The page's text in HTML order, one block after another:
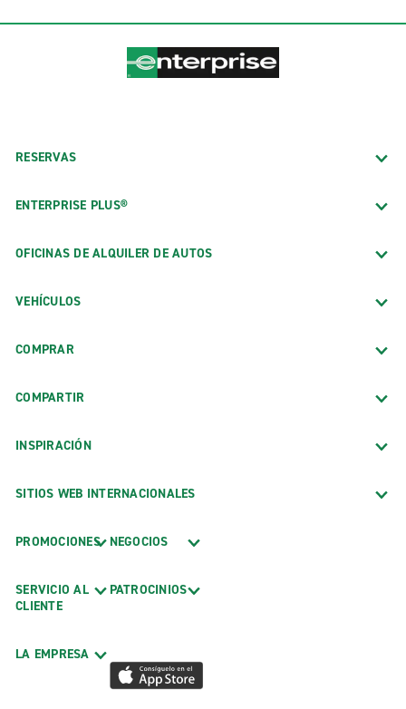
RESERVAS
ENTERPRISE PLUS®
OFICINAS DE ALQUILER DE AUTOS
VEHÍCULOS
COMPRAR
COMPARTIR
INSPIRACIÓN
SITIOS WEB INTERNACIONALES
PROMOCIONES
SERVICIO AL
CLIENTE
LA EMPRESA
NEGOCIOS
PATROCINIOS